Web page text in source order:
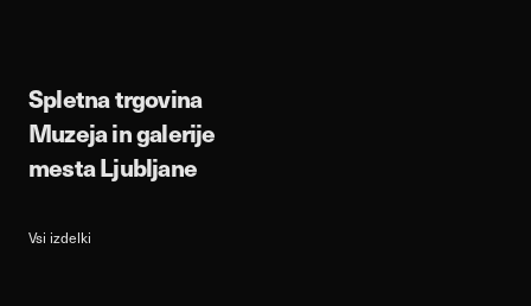
Spletna trgovina
Muzeja in galerije
mesta Ljubljane
Vsi izdelki